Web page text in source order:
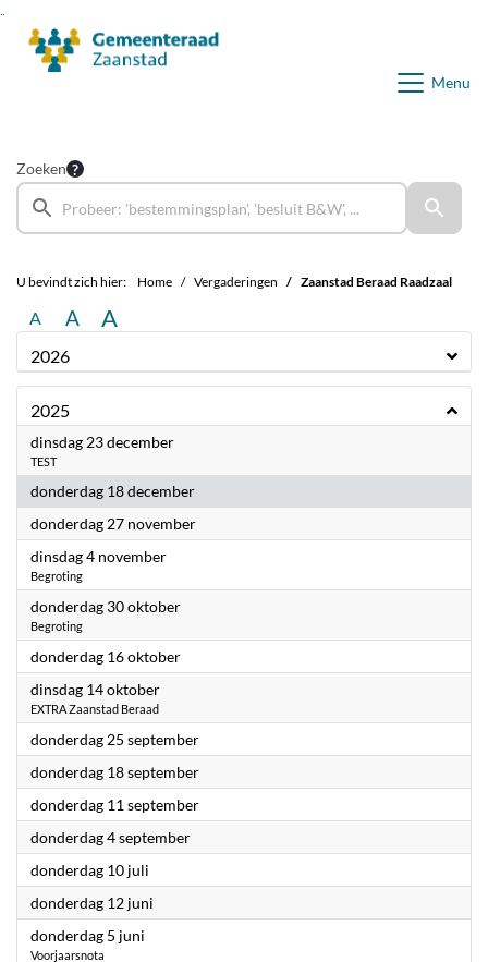
Menu
Zoeken
U bevindt zich hier: Home Vergaderingen Zaanstad Beraad Raadzaal
A A A
2026
2025
dinsdag 23 december2025
TEST
donderdag 18 december2025
donderdag 27 november2025
dinsdag 4 november2025
Begroting
donderdag 30 oktober2025
Begroting
donderdag 16 oktober2025
dinsdag 14 oktober2025
EXTRA Zaanstad Beraad
donderdag 25 september2025
donderdag 18 september2025
donderdag 11 september2025
donderdag 4 september2025
donderdag 10 juli
donderdag 12 juni
donderdag 5 juni
Voorjaarsnota